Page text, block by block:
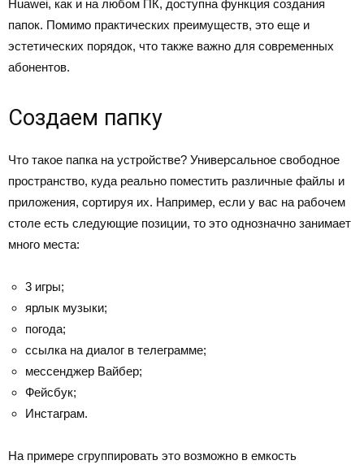
Huawei, как и на любом ПК, доступна функция создания
папок. Помимо практических преимуществ, это еще и
эстетических порядок, что также важно для современных
абонентов.
Создаем папку
Что такое папка на устройстве? Универсальное свободное
пространство, куда реально поместить различные файлы и
приложения, сортируя их. Например, если у вас на рабочем
столе есть следующие позиции, то это однозначно занимает
много места:
3 игры;
ярлык музыки;
погода;
ссылка на диалог в телеграмме;
мессенджер Вайбер;
Фейсбук;
Инстаграм.
На примере сгруппировать это возможно в емкость